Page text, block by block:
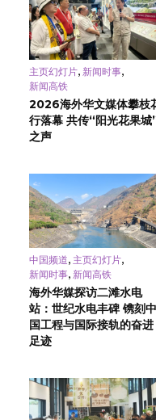
主页幻灯片 新闻时事
新闻高铁
2026海外华文媒体攀枝
行落幕 共传“阳光花果城
之声
中国频道, 主页幻灯片,
新闻时事, 新闻高铁
海外华媒探访二滩水电
站：世纪水电丰碑 镌刻中
国工程与国际接轨的奋进
足迹